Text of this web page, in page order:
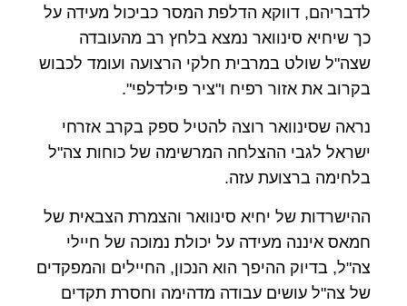
לדבריהם, דווקא הדלפת המסר כביכול מעידה על
כך שיחיא סינוואר נמצא בלחץ רב מהעובדה
שצה"ל שולט במרבית חלקי הרצועה ועומד לכבוש
בקרוב את אזור רפיח ו"ציר פילדלפי".
נראה שסינוואר רוצה להטיל ספק בקרב אזרחי
ישראל לגבי ההצלחה המרשימה של כוחות צה"ל
בלחימה ברצועת עזה.
ההישרדות של יחיא סינוואר והצמרת הצבאית של
חמאס איננה מעידה על יכולת נמוכה של חיילי
צה"ל, בדיוק ההיפך הוא הנכון, החיילים והמפקדים
של צה"ל עושים עבודה מדהימה וחסרת תקדים